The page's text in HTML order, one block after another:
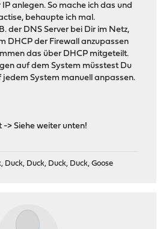
anlegen. So mache ich das und
behaupte ich mal.
der DNS Server bei Dir im Netz,
DHCP der Firewall anzupassen
das über DHCP mitgeteilt.
auf dem System müsstest Du
jedem System manuell anpassen.
-> Siehe weiter unten!
Duck, Duck, Duck, Duck, Goose